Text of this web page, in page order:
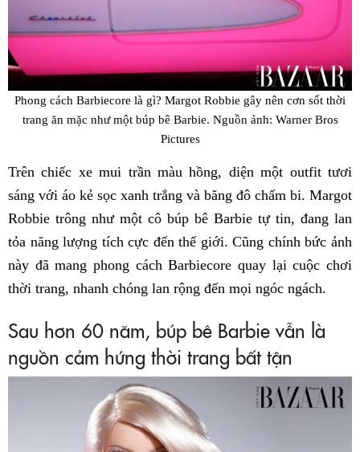
Phong cách Barbiecore là gì? Margot Robbie gây nên cơn sốt thời
trang ăn mặc như một búp bê Barbie. Nguồn ảnh: Warner Bros
Pictures
Trên chiếc xe mui trần màu hồng, diện một outfit tươi
sáng với áo kẻ sọc xanh trắng và băng đô chấm bi. Margot
Robbie trông như một cô búp bê Barbie tự tin, đang lan
tỏa năng lượng tích cực đến thế giới. Cũng chính bức ảnh
này đã mang phong cách Barbiecore quay lại cuộc chơi
thời trang, nhanh chóng lan rộng đến mọi ngóc ngách.
Sau hơn 60 năm, búp bê Barbie vẫn là
nguồn cảm hứng thời trang bất tận